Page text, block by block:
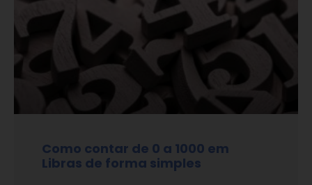
Como contar de 0 a 1000 em
Libras de forma simples